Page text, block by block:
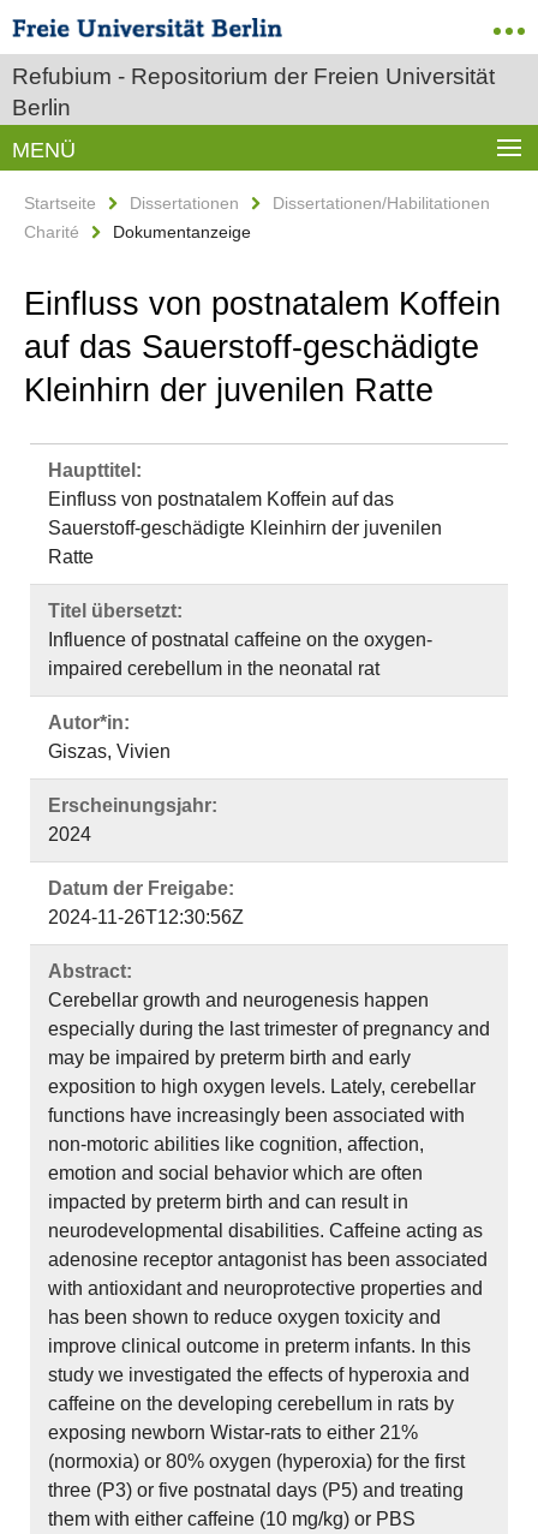
Refubium - Repositorium der Freien Universität
Berlin
MENÜ
Startseite Dissertationen
Dissertationen/Habilitationen
Charité
Dokumentanzeige
Einfluss von postnatalem Koffein
auf das Sauerstoff-geschädigte
Kleinhirn der juvenilen Ratte
Haupttitel:
Einfluss von postnatalem Koffein auf das
Sauerstoff-geschädigte Kleinhirn der juvenilen
Ratte
Titel übersetzt:
Influence of postnatal caffeine on the oxygen-
impaired cerebellum in the neonatal rat
Autor*in:
Giszas, Vivien
Erscheinungsjahr:
2024
Datum der Freigabe:
2024-11-26T12:30:56Z
Abstract:
Cerebellar growth and neurogenesis happen
especially during the last trimester of pregnancy and
may be impaired by preterm birth and early
exposition to high oxygen levels. Lately, cerebellar
functions have increasingly been associated with
non-motoric abilities like cognition, affection,
emotion and social behavior which are often
impacted by preterm birth and can result in
neurodevelopmental disabilities. Caffeine acting as
adenosine receptor antagonist has been associated
with antioxidant and neuroprotective properties and
has been shown to reduce oxygen toxicity and
improve clinical outcome in preterm infants. In this
study we investigated the effects of hyperoxia and
caffeine on the developing cerebellum in rats by
exposing newborn Wistar-rats to either 21%
(normoxia) or 80% oxygen (hyperoxia) for the first
three (P3) or five postnatal days (P5) and treating
them with either caffeine (10 mg/kg) or PBS